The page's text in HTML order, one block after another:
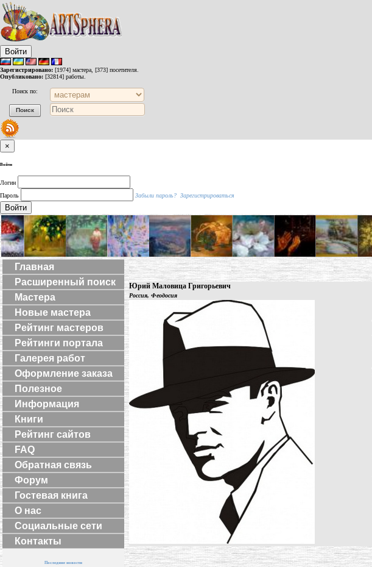
Войти
Зарегистрировано: [1974] мастера, [373] посетителя.
Опубликовано: [32814] работы.
Поиск по:
×
Войти
Логин
Пароль
Забыли пароль? Зарегистрироваться
Войти
Главная
Расширенный поиск
Мастера
Новые мастера
Рейтинг мастеров
Рейтинги портала
Галерея работ
Оформление заказа
Полезное
Информация
Книги
Рейтинг сайтов
FAQ
Обратная связь
Форум
Гостевая книга
О нас
Социальные сети
Контакты
Последние новости
Юрий Маловица Григорьевич
Россия, Феодосия